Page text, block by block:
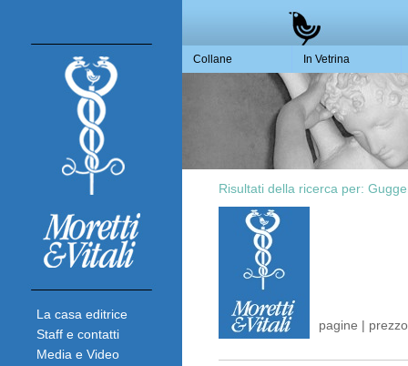
La casa editrice
Staff e contatti
Media e Video
Collane In Vetrina
Risultati della ricerca per:
pagine |